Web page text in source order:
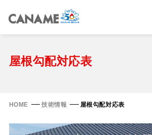
028-663-6300
ホーム
縦葺き屋根
屋根勾配対応表
HOME 技術情報 屋根勾配対応表